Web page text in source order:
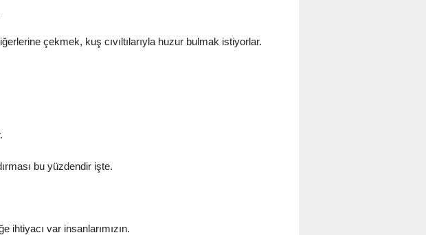
çekmek, kuş cıvıltılarıyla huzur bulmak istiyorlar.
bu yüzdendir işte.
ihtiyacı var insanlarımızın.